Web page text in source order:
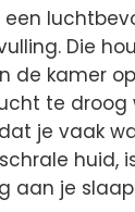
een
Die
de kamer
te droog
je vaak
huid,
aan je